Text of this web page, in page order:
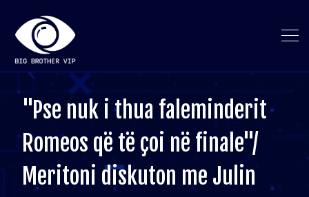
"Pse nuk i thua faleminderit
Romeos që të çoi në finale"/
Meritoni diskuton me Julin